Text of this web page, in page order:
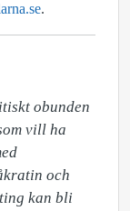
.
obunden
vill ha
och
kan bli